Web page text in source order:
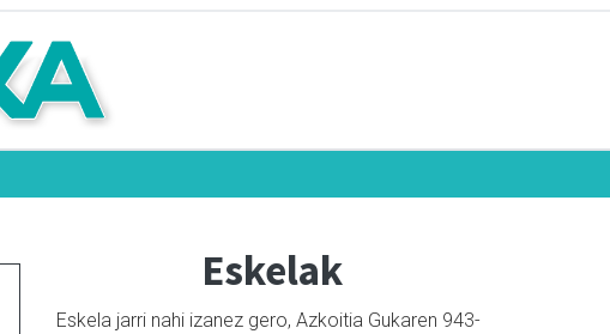
Eskelak
Eskela jarri nahi izanez gero, Azkoitia Gukaren 943-